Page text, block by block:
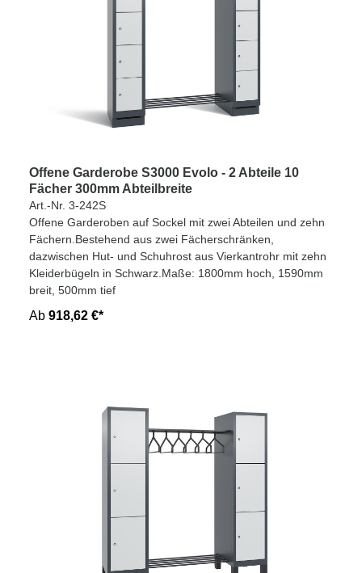
Offene Garderobe S3000 Evolo - 2 Abteile 10
Fächer 300mm Abteilbreite
Art.-Nr. 3-242S
Offene Garderoben auf Sockel mit zwei Abteilen und zehn
Fächern.Bestehend aus zwei Fächerschränken,
dazwischen Hut- und Schuhrost aus Vierkantrohr mit zehn
Kleiderbügeln in Schwarz.Maße: 1800mm hoch, 1590mm
breit, 500mm tief
Ab 918,62 €*